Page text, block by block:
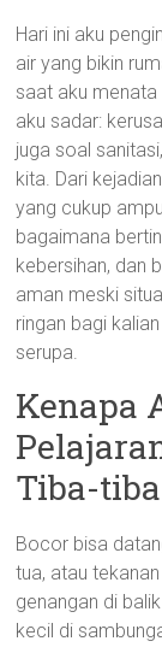
Hari ini aku
air yang bikin
saat aku menata
aku sadar:
juga soal
kita. Dari
yang cukup
bagaimana
kebersihan, dan
aman meski
ringan bagi
serupa.
Kenapa
Tiba-
Bocor bisa
tua, atau
genangan di
kecil di